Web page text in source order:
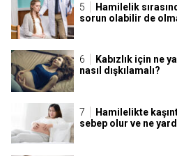
Hamilelik
sorun olabilir de
Kabızlık için ne
nasıl dışkılamalı?
Hamilelikte
sebep olur ve ne